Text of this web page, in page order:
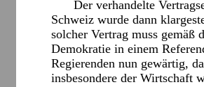
Der verhandelte
Schweiz wurde dann
solcher Vertrag muss gemäß
Demokratie in einem
Regierenden nun gewärtig,
insbesondere der Wirtschaft